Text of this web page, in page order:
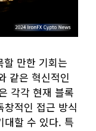
만한 기회는
은 혁신적인
각각 현재 블록
적인 접근 방식
대할 수 있다. 특